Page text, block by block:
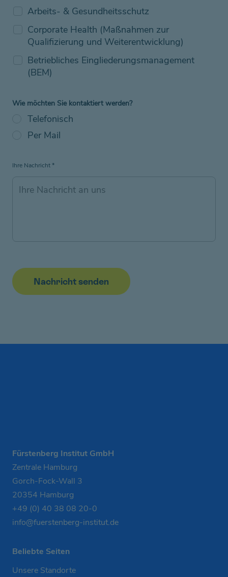
Arbeits- & Gesundheitsschutz
Corporate Health (Maßnahmen zur
Qualifizierung und Weiterentwicklung)
Betriebliches Eingliederungsmanagement
(BEM)
Wie möchten Sie kontaktiert werden?
Telefonisch
Per Mail
Ihre Nachricht*
Fürstenberg Institut GmbH
Zentrale Hamburg
Gorch-Fock-Wall 3
20354 Hamburg
+49 (0) 40 38 08 20-0
info@fuerstenberg-institut.de
Beliebte Seiten
Unsere Standorte